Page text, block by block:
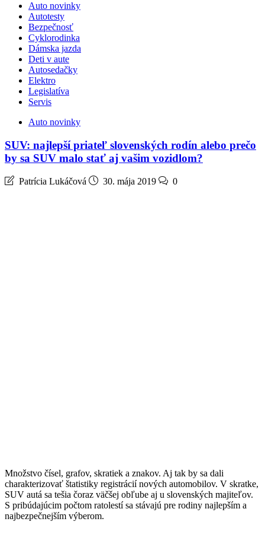
Auto novinky
Autotesty
Bezpečnosť
Cyklorodinka
Dámska jazda
Deti v aute
Autosedačky
Elektro
Legislatíva
Servis
Auto novinky
SUV: najlepší priateľ slovenských rodín alebo prečo
by sa SUV malo stať aj vašim vozidlom?
Patrícia Lukáčová 30. mája 2019 0
Množstvo čísel, grafov, skratiek a znakov. Aj tak by sa dali
charakterizovať štatistiky registrácií nových automobilov. V skratke,
SUV autá sa tešia čoraz väčšej obľube aj u slovenských majiteľov.
S pribúdajúcim počtom ratolestí sa stávajú pre rodiny najlepším a
najbezpečnejším výberom.